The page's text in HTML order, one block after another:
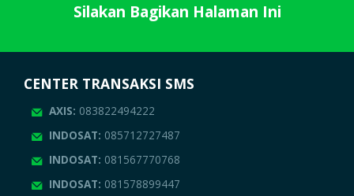
Silakan Bagikan Halaman Ini
CENTER TRANSAKSI SMS
AXIS: 083822494222
INDOSAT: 085712727487
INDOSAT: 081567770768
INDOSAT: 081578899447